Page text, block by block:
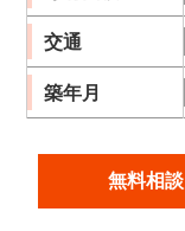
交通
築年月
無料相談